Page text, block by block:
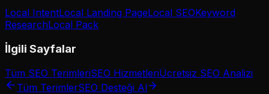
Local IntentLocal Landing PageLocal SEOKeyword
ResearchLocal Pack
İlgili Sayfalar
Tüm SEO TerimleriSEO HizmetleriÜcretsiz SEO Analizi
Tüm TerimlerSEO Desteği Al